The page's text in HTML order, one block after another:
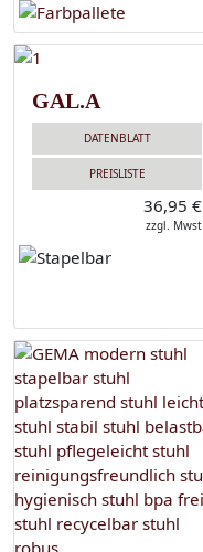
GAL.A
DATENBLATT
PREISLISTE
36,95 €
zzgl. Mwst